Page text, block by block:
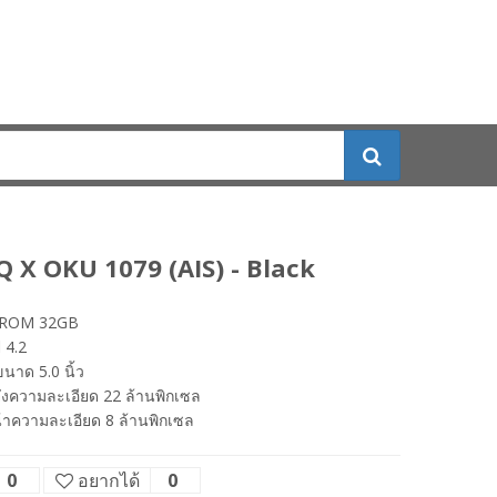
X OKU 1079 (AIS) - Black
32GB
4.2
าด 5.0 นิ้ว
ความละเอียด 22 ล้านพิกเซล
ความละเอียด 8 ล้านพิกเซล
0 อยากได้ 0